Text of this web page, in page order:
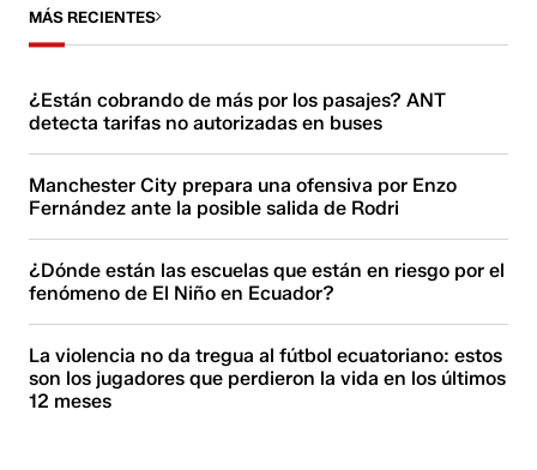
MÁS RECIENTES
¿Están cobrando de más por los pasajes? ANT
detecta tarifas no autorizadas en buses
Manchester City prepara una ofensiva por Enzo
Fernández ante la posible salida de Rodri
¿Dónde están las escuelas que están en riesgo por el
fenómeno de El Niño en Ecuador?
La violencia no da tregua al fútbol ecuatoriano: estos
son los jugadores que perdieron la vida en los últimos
12 meses